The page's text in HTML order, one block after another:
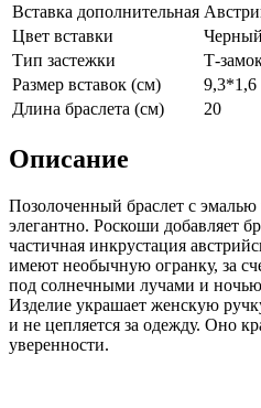
Вставка дополнительная
Цвет вставки
Черный
Тип застежки
Т-
Размер вставок (см)
9,3*1,6
Длина браслета (см)
20
Описание
Позолоченный браслет с эмалью
элегантно. Роскоши добавляет
частичная инкрустация
имеют необычную огранку, за
под солнечными лучами и
Изделие украшает женскую
и не цепляется за одежду. Оно
уверенности.